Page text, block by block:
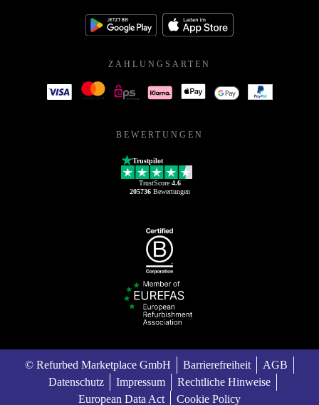
ZAHLUNGSARTEN
BEWERTUNGEN
Trustpilot
TrustScore 4.6
205736Bewertungen
© Refurbed Marketplace GmbH Barrierefreiheit
AGB
Datenschutz
Impressum
Rechtliche Hinweise
European Data Act
Cookie Policy